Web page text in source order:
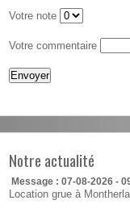
Votre note
Votre commentaire
Notre actualité
Message : 07-08-2026 -
Location grue à